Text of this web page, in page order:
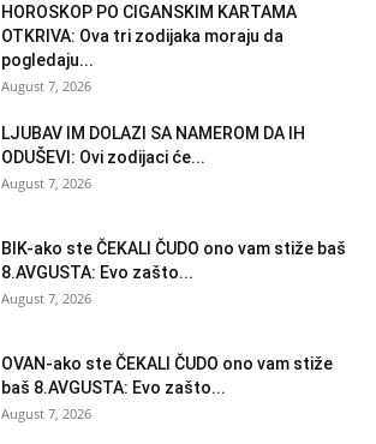
HOROSKOP PO CIGANSKIM KARTAMA
OTKRIVA: Ova tri zodijaka moraju da
pogledaju...
August 7, 2026
LJUBAV IM DOLAZI SA NAMEROM DA IH
ODUŠEVI: Ovi zodijaci će...
August 7, 2026
BIK-ako ste ČEKALI ČUDO ono vam stiže baš
8.AVGUSTA: Evo zašto...
August 7, 2026
OVAN-ako ste ČEKALI ČUDO ono vam stiže
baš 8.AVGUSTA: Evo zašto...
August 7, 2026